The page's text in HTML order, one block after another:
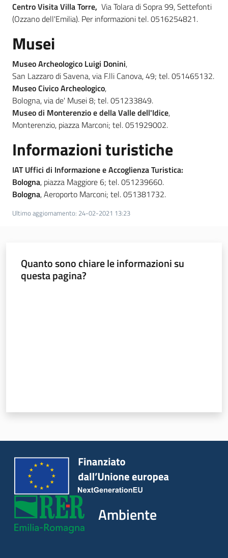
Centro Visita Villa Torre, Via Tolara di Sopra 99, Settefonti
(Ozzano dell'Emilia). Per informazioni tel. 0516254821.
Musei
Museo Archeologico Luigi Donini,
San Lazzaro di Savena, via F.lli Canova, 49; tel. 051465132.
Museo Civico Archeologico,
Bologna, via de' Musei 8; tel. 051233849.
Museo di Monterenzio e della Valle dell'Idice,
Monterenzio, piazza Marconi; tel. 051929002.
Informazioni turistiche
IAT Uffici di Informazione e Accoglienza Turistica:
Bologna, piazza Maggiore 6; tel. 051239660.
Bologna, Aeroporto Marconi; tel. 051381732.
Ultimo aggiornamento: 24-02-2021 13:23
Quanto sono chiare le informazioni su
questa pagina?
Ambiente